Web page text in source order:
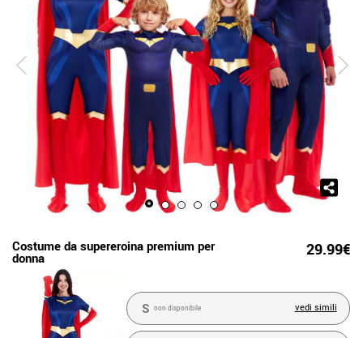
Costume da supereroina premium per
donna 29.99€
S non disponibile vedi simili